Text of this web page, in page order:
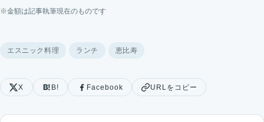
※金額は記事執筆現在のものです
エスニック料理 ランチ 恵比寿
X B! Facebook URLをコピー